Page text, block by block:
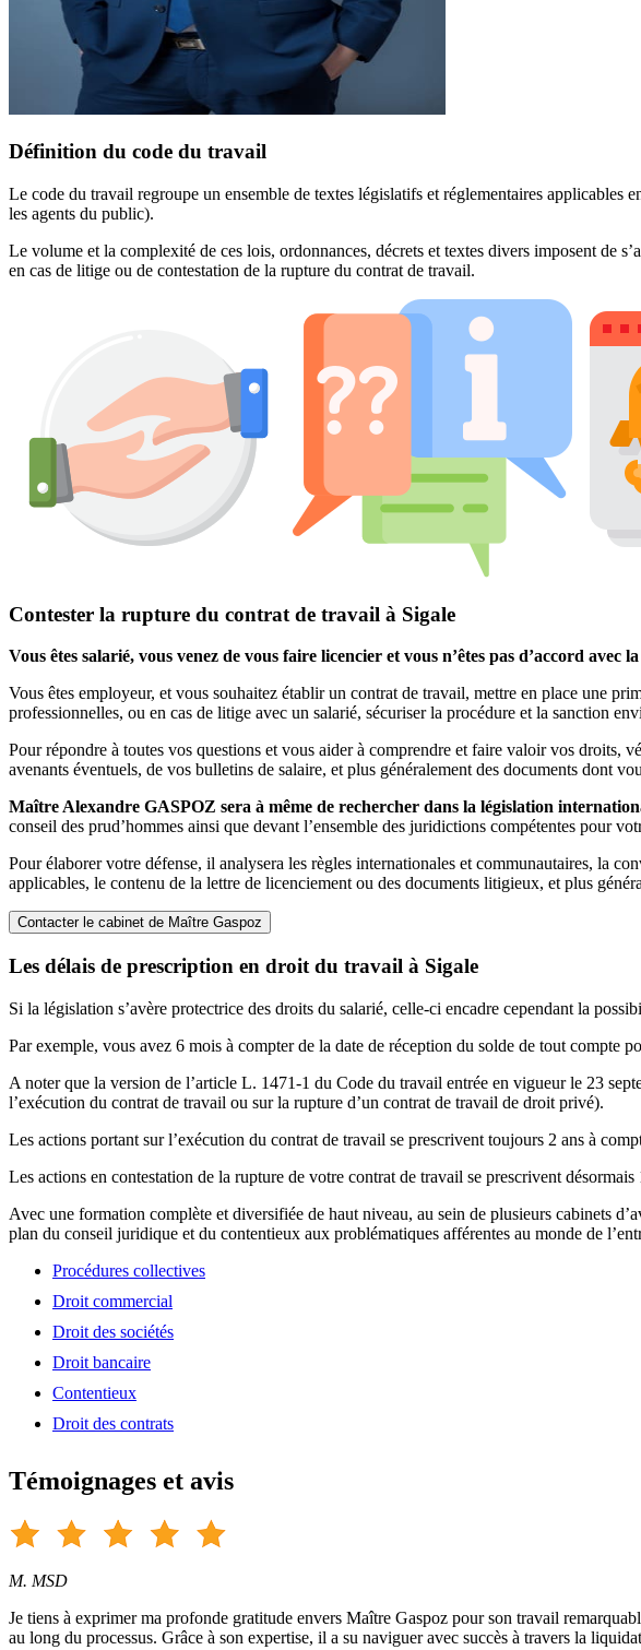
Définition du code du travail
Le code du travail regroupe un ensemble de textes législatifs et réglementaires
les agents du public).
Le volume et la complexité de ces lois, ordonnances, décrets et textes divers imposent de
en cas de litige ou de contestation de la rupture du contrat de travail.
Contester la rupture du contrat de travail à Sigale
Vous êtes salarié, vous venez de vous faire licencier et vous n’êtes pas d’accord
Vous êtes employeur, et vous souhaitez établir un contrat de travail, mettre en place une
professionnelles, ou en cas de litige avec un salarié, sécuriser la procédure et la sanction
Pour répondre à toutes vos questions et vous aider à comprendre et faire valoir vos droits,
avenants éventuels, de vos bulletins de salaire, et plus généralement des documents dont
Maître Alexandre GASPOZ sera à même de rechercher dans la législation
conseil des prud’hommes ainsi que devant l’ensemble des juridictions compétentes pour
Pour élaborer votre défense, il analysera les règles internationales et communautaires, la
applicables, le contenu de la lettre de licenciement ou des documents litigieux, et plus
Contacter le cabinet de Maître Gaspoz
Les délais de prescription en droit du travail à Sigale
Si la législation s’avère protectrice des droits du salarié, celle-ci encadre cependant la
Par exemple, vous avez 6 mois à compter de la date de réception du solde de tout compte
A noter que la version de l’article L. 1471-1 du Code du travail entrée en vigueur le 23
l’exécution du contrat de travail ou sur la rupture d’un contrat de travail de droit privé).
Les actions portant sur l’exécution du contrat de travail se prescrivent toujours 2 ans à
Les actions en contestation de la rupture de votre contrat de travail se prescrivent
Avec une formation complète et diversifiée de haut niveau, au sein de plusieurs cabinets
plan du conseil juridique et du contentieux aux problématiques afférentes au monde de
Procédures collectives
Droit commercial
Droit des sociétés
Droit bancaire
Contentieux
Droit des contrats
Témoignages et avis
M. MSD
Je tiens à exprimer ma profonde gratitude envers Maître Gaspoz pour son travail
au long du processus. Grâce à son expertise, il a su naviguer avec succès à travers la